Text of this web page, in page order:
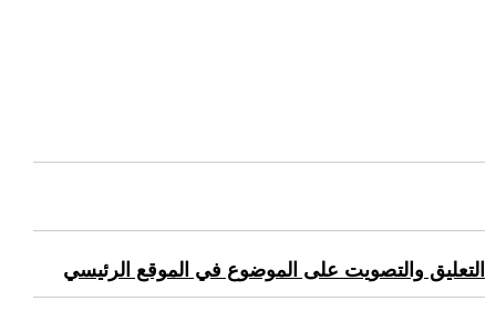
التعليق والتصويت على الموضوع في الموقع الرئيسي